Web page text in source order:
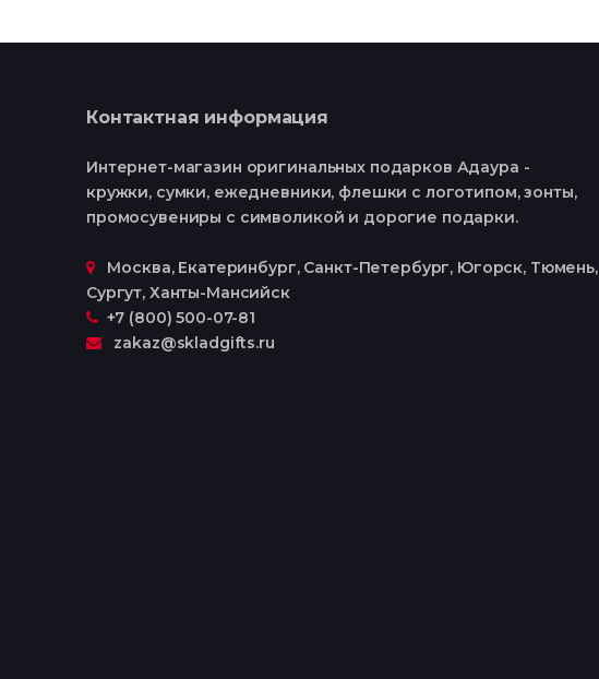
Контактная информация
Интернет-магазин оригинальных подарков Адаура -
кружки, сумки, ежедневники, флешки с логотипом, зонты,
промосувениры с символикой и дорогие подарки.
Москва, Екатеринбург, Cанкт-Петербург, Югорск, Тюмень,
Сургут, Ханты-Мансийск
+7 (800) 500-07-81
zakaz@skladgifts.ru